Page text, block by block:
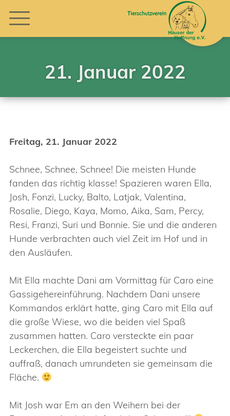
21. Januar 2022
Freitag, 21. Januar 2022
Schnee, Schnee, Schnee! Die meisten Hunde
fanden das richtig klasse! Spazieren waren Ella,
Josh, Fonzi, Lucky, Balto, Latjak, Valentina,
Rosalie, Diego, Kaya, Momo, Aika, Sam, Percy,
Resi, Franzi, Suri und Bonnie. Sie und die anderen
Hunde verbrachten auch viel Zeit im Hof und in
den Ausläufen.
Mit Ella machte Dani am Vormittag für Caro eine
Gassigehereinführung. Nachdem Dani unsere
Kommandos erklärt hatte, ging Caro mit Ella auf
die große Wiese, wo die beiden viel Spaß
zusammen hatten. Caro versteckte ein paar
Leckerchen, die Ella begeistert suchte und
auffraß, danach umrundeten sie gemeinsam die
Fläche.
Mit Josh war Em an den Weihern bei der